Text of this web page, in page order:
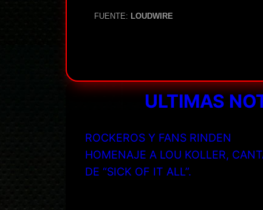
FUENTE: LOUDWIRE
ULTIMAS
ROCKEROS Y FANS RINDEN
HOMENAJE A LOU KOLLER,
DE “SICK OF IT ALL”.